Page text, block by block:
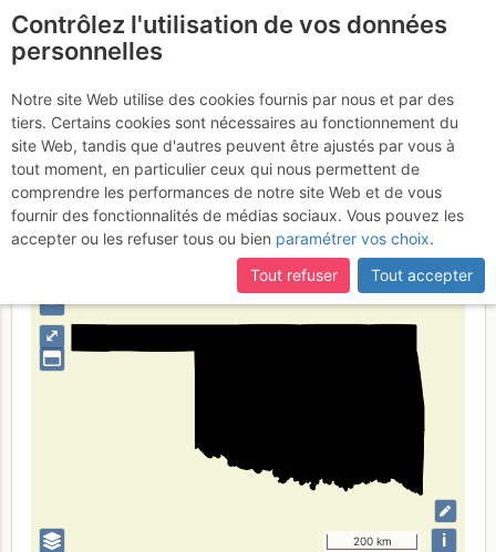
Oklahoma
Type de région limite administrative
⤢
–
200 km i
Contrôlez l'utilisation de vos données
personnelles
Notre site Web utilise des cookies fournis par nous et par des
tiers. Certains cookies sont nécessaires au fonctionnement du
site Web, tandis que d'autres peuvent être ajustés par vous à
tout moment, en particulier ceux qui nous permettent de
comprendre les performances de notre site Web et de vous
fournir des fonctionnalités de médias sociaux. Vous pouvez les
accepter ou les refuser tous ou bien paramétrer vos choix.
Tout refuser
Tout accepter